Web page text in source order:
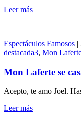
Leer más
Espectáculos Famosos |
destacada3, Mon Laferte
Mon Laferte se
Acepto, te amo Joel.
Leer más